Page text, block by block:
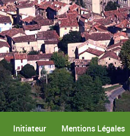
Initiateur Mentions Légales